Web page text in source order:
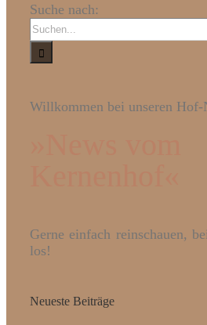
Suche nach:
Willkommen bei unseren Hof-
Gerne einfach reinschauen,
los!
Neueste Beiträge